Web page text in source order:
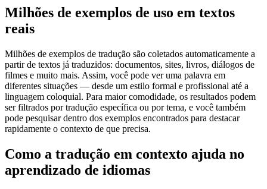
Milhões de exemplos de uso em textos
reais
Milhões de exemplos de tradução são coletados automaticamente a
partir de textos já traduzidos: documentos, sites, livros, diálogos de
filmes e muito mais. Assim, você pode ver uma palavra em
diferentes situações — desde um estilo formal e profissional até a
linguagem coloquial. Para maior comodidade, os resultados podem
ser filtrados por tradução específica ou por tema, e você também
pode pesquisar dentro dos exemplos encontrados para destacar
rapidamente o contexto de que precisa.
Como a tradução em contexto ajuda no
aprendizado de idiomas